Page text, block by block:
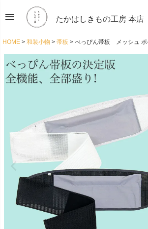
menu たかはしきもの工房 本店
HOME 和装小物 帯板 べっぴん帯板 メッシュ ポ